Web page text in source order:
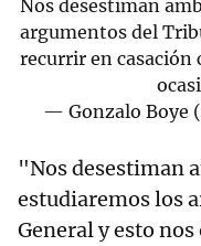
Nos desestiman
argumentos del
recurrir en casación
— Gonzalo Boye
"Nos desestiman
estudiaremos los
General y esto